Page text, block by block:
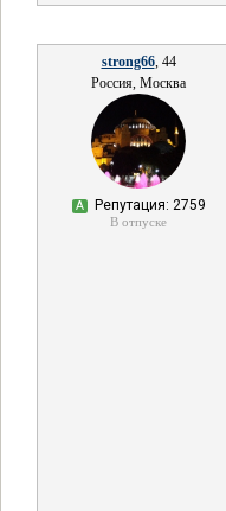
strong66, 44
Россия, Москва
А Репутация: 2759
В отпуске